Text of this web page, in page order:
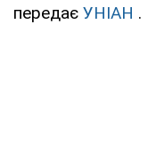
передає УНІАН .